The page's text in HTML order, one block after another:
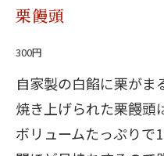
栗饅頭
300円
自家製の白餡に栗がま
焼き上げられた栗饅頭
ボリュームたっぷりで